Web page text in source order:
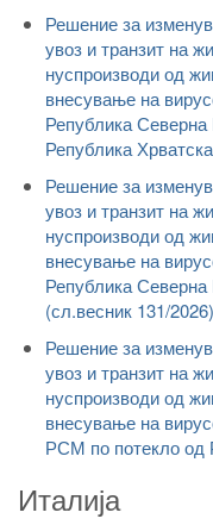
Решение за
увоз и транзит на
нуспроизводи од
внесување на
Република Северна
Република
Решение за
увоз и транзит на
нуспроизводи од
внесување на
Република
(сл.весник 131/2026)
Решение за
увоз и транзит на
нуспроизводи од
внесување на
РСМ по потекло од
Италија